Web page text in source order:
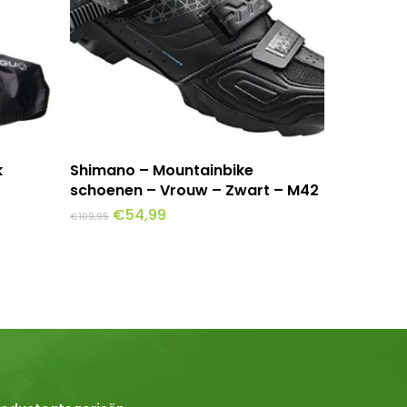
Toevoegen Aan Winkelwagen
Shimano – Mountainbike
schoenen – Vrouw – Zwart – M42
€109,95 Oorspronkelijke
€54,99